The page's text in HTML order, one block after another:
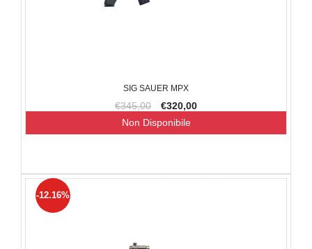
SIG SAUER MPX
€345,00
€320,00
Non Disponibile
-12.16%